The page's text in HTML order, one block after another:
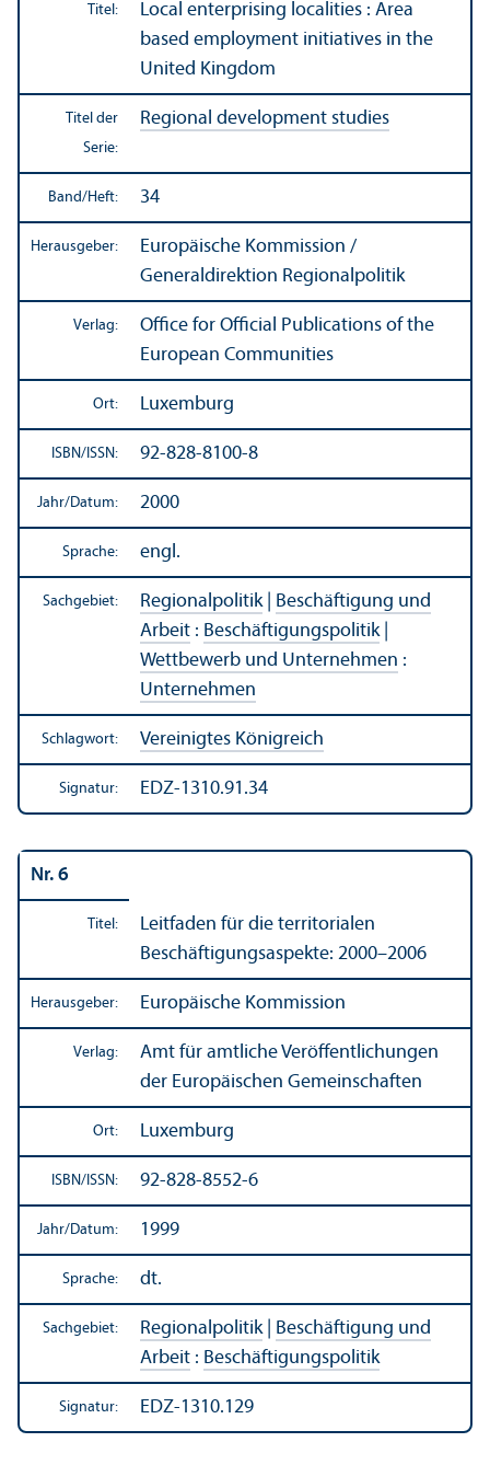
Titel:
Local enterprising localities : Area
based employment initiatives in the
United Kingdom
Titel der
Serie:
Regional development studies
Band/Heft: 34
Herausgeber:
Europäische Kommission /
Generaldirektion Regionalpolitik
Verlag:
Office for Official Publications of the
European Communities
Ort: Luxemburg
ISBN/ ISSN: 92-828-8100-8
Jahr/Datum: 2000
Sprache: engl.
Sachgebiet: Regionalpolitik| Beschäftigung und
Arbeit : Beschäftigungs­politik|
Wettbewerb und Unter­nehmen :
Unter­nehmen
Schlagwort: Vereinigtes Königreich
Signatur: EDZ-1310.91.34
Nr. 6
Titel:
Leitfaden für die territorialen
Beschäftigungs­aspekte: 2000–2006
Herausgeber: Europäische Kommission
Verlag:
Amt für amtliche Veröffentlichungen
der Europäischen Gemeinschaften
Ort: Luxemburg
ISBN/ ISSN: 92-828-8552-6
Jahr/Datum: 1999
Sprache: dt.
Sachgebiet: Regionalpolitik| Beschäftigung und
Arbeit : Beschäftigungs­politik
Signatur: EDZ-1310.129